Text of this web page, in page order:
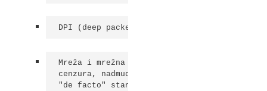
DPI (deep packet inspection)
Mreža i mrežna neutralnost - vlasništvo,
cenzura, nadmudrivanje i politika
"de facto" standarda